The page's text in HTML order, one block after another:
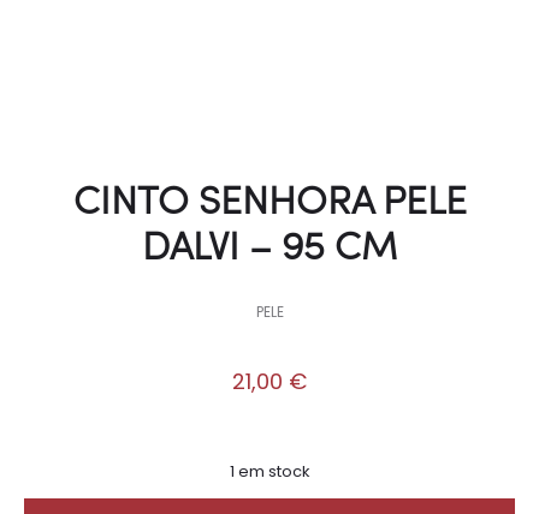
CINTO SENHORA PELE
DALVI – 95 CM
PELE
21,00 €
1 em stock